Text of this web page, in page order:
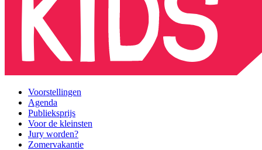
Voorstellingen
Agenda
Publieksprijs
Voor de kleinsten
Jury worden?
Zomervakantie